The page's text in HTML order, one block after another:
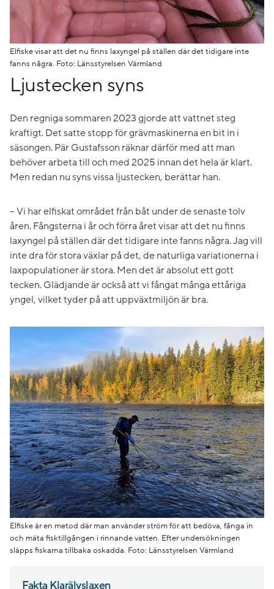
Elfiske visar att det nu finns laxyngel på ställen där det tidigare inte
fanns några. Foto: Länsstyrelsen Värmland
Ljustecken syns
Den regniga sommaren 2023 gjorde att vattnet steg
kraftigt. Det satte stopp för grävmaskinerna en bit in i
säsongen. Pär Gustafsson räknar därför med att man
behöver arbeta till och med 2025 innan det hela är klart.
Men redan nu syns vissa ljustecken, berättar han.
– Vi har elfiskat området från båt under de senaste tolv
åren. Fångsterna i år och förra året visar att det nu finns
laxyngel på ställen där det tidigare inte fanns några. Jag vill
inte dra för stora växlar på det, de naturliga variationerna i
laxpopulationer är stora. Men det är absolut ett gott
tecken. Glädjande är också att vi fångat många ettåriga
yngel, vilket tyder på att uppväxtmiljön är bra.
Elfiske är en metod där man använder ström för att bedöva, fånga in
och mäta fisktillgången i rinnande vatten. Efter undersökningen
släpps fiskarna tillbaka oskadda. Foto: Länsstyrelsen Värmland
Fakta Klarälvslaxen